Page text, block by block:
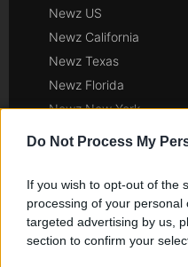
Do Not Process My
If you wish to opt-out of the
processing of your
targeted advertising by us,
section to confirm your
Newz US
Newz California
Newz Texas
Newz Florida
Newz New York
Newz Pennsylvania
Newz Ohio
Gameland
Hig Tech Mag